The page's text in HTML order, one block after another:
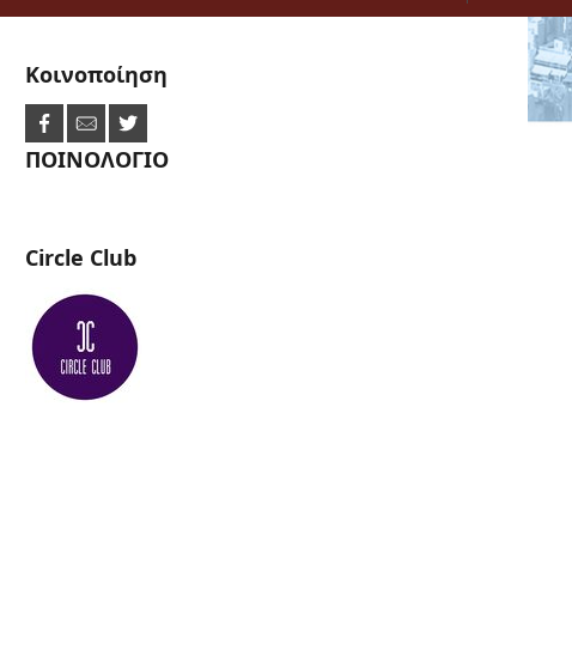
Κοινοποίηση
ΠΟΙΝΟΛΟΓΙΟ
Circle Club